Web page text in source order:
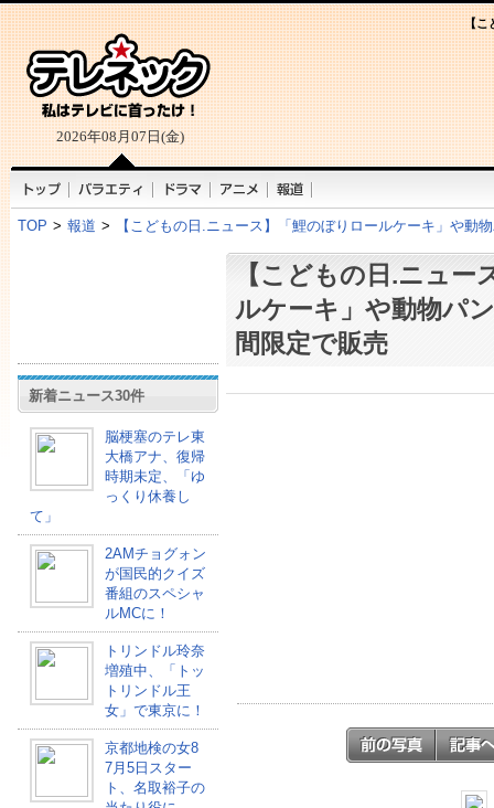
2026年08月07日(金)
【こ
TOP > 報道 > 【こどもの日.ニュース】「鯉のぼりロールケーキ」や動
新着ニュース30件
脳梗塞のテレ東
大橋アナ、復帰
時期未定、「ゆ
っくり休養し
て」
2AMチョグォン
が国民的クイズ
番組のスペシャ
ルMCに！
トリンドル玲奈
増殖中、「トッ
トリンドル王
女」で東京に！
京都地検の女8
7月5日スター
ト、名取裕子の
【こどもの日.ニュー
ルケーキ」や動物パ
間限定で販売